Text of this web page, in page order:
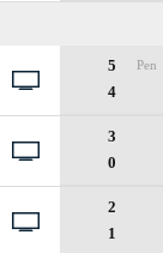
5
4
Pen
3
0
2
1